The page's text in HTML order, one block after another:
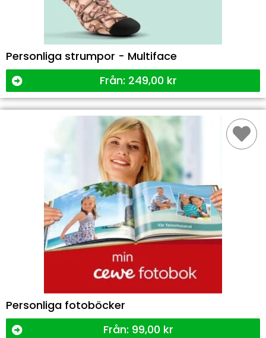
Personliga strumpor - Multiface
Från: 249,00 kr
Personliga fotoböcker
Från: 99,00 kr